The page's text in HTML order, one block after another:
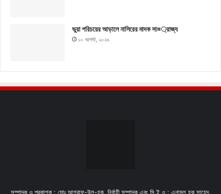
ভুয়া পরিচয়ের আড়ালে নাসিরের মাদক সা¤্রাজ্য
১০ আগস্ট, ২০২৬
সম্পাদক ও প্রকাশক : মোঃ আশরাফ-উল-হক, নির্বাহী সম্পাদক এবং সি.ই.ও : এনামুল হক সাহেদ,